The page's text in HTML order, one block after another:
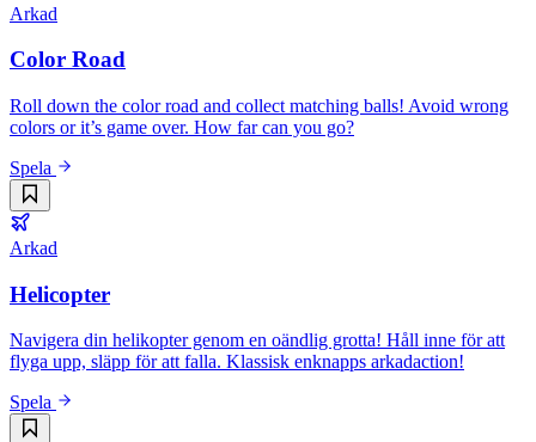
Arkad
Color Road
Roll down the color road and collect matching balls! Avoid wrong
colors or it’s game over. How far can you go?
Spela
Arkad
Helicopter
Navigera din helikopter genom en oändlig grotta! Håll inne för att
flyga upp, släpp för att falla. Klassisk enknapps arkadaction!
Spela